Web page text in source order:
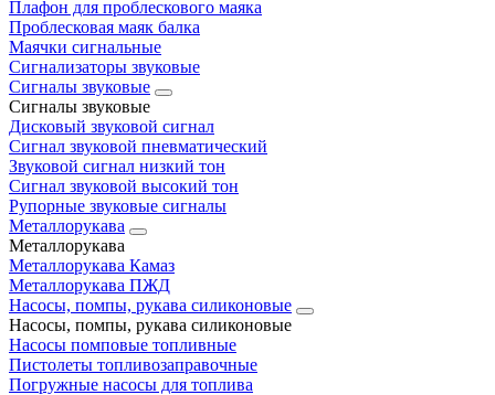
Плафон для проблескового маяка
Проблесковая маяк балка
Маячки сигнальные
Сигнализаторы звуковые
Сигналы звуковые
Сигналы звуковые
Дисковый звуковой сигнал
Сигнал звуковой пневматический
Звуковой сигнал низкий тон
Сигнал звуковой высокий тон
Рупорные звуковые сигналы
Металлорукава
Металлорукава
Металлорукава Камаз
Металлорукава ПЖД
Насосы, помпы, рукава силиконовые
Насосы, помпы, рукава силиконовые
Насосы помповые топливные
Пистолеты топливозаправочные
Погружные насосы для топлива